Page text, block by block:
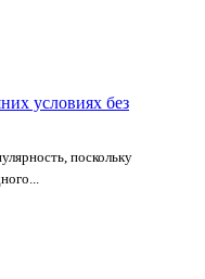
условиях без
поскольку